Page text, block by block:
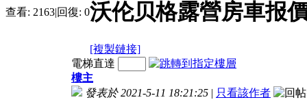
查看: 2163|回復: 0沃伦贝格露營房車报
[複製鏈接]
電梯直達
樓主
發表於 2021-5-11 18:21:25 | 只看該作者